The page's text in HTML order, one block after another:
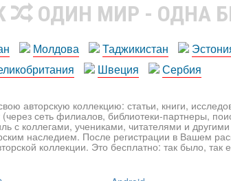
ОДИН МИР - ОДНА
Молдова Таджикистан
Швеция Сербия
авторскую коллекцию: статьи, книги,
сеть филиалов, библиотеки-партнеры,
с коллегами, учениками, читателями и
наследием. После регистрации в Вашем
коллекции. Это бесплатно: так было, так